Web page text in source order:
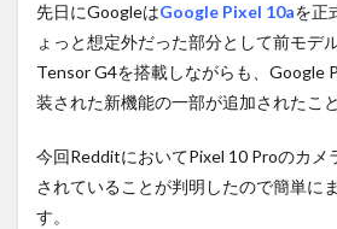
先日にGoogleはGoogle Pixel 10aを正
ょっと想定外だった部分として前モデ
Tensor G4を搭載しながらも、Google
装された新機能の一部が追加されたこと
今回RedditにおいてPixel 10 Proのカメ
されていることが判明したので簡単に
す。